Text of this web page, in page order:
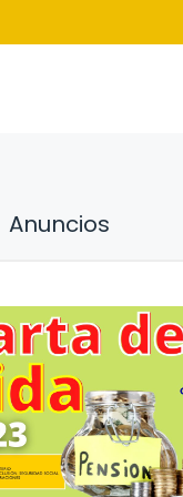
Anuncios